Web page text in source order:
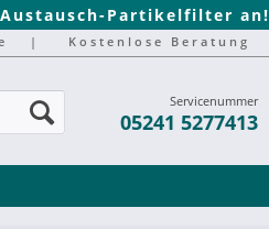
Partikelfilter an!
| Kostenlose Beratung
Servicenummer
05241 5277413